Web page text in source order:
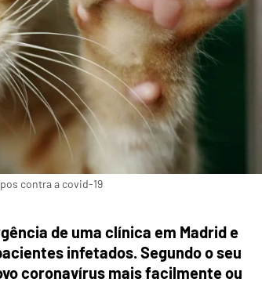
contra a covid-19
de uma clínica em Madrid e
infetados. Segundo o seu
coronavírus mais facilmente ou